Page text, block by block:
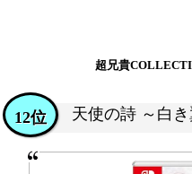
超兄貴
天使の詩 ～白
12位